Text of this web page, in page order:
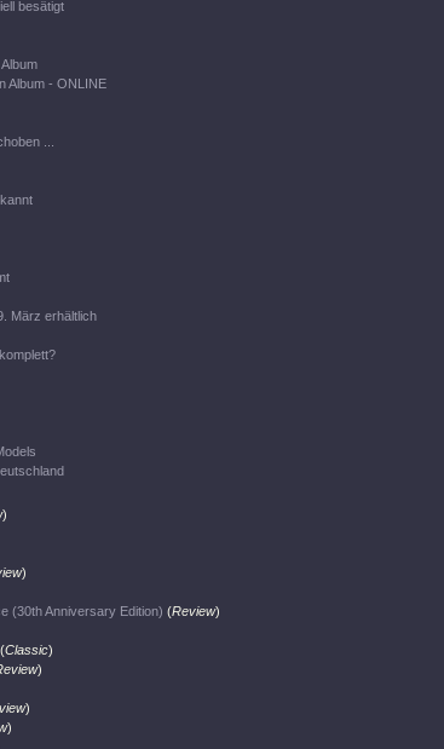
besätigt
Album - ONLINE
...
März erhältlich
)
)
(30th Anniversary Edition) (Review)
(Classic)
)
)
)